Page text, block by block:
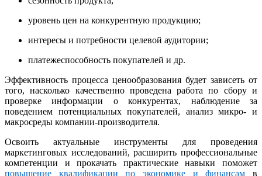
уровень цен на конкурентную продукцию;
интересы и потребности целевой аудитории;
платежеспособность покупателей и др.
Эффективность процесса ценообразования будет зависеть от
того, насколько качественно проведена работа по сбору и
проверке информации о конкурентах, наблюдение за
поведением потенциальных покупателей, анализ микро- и
макросреды компании-производителя.
Освоить актуальные инструменты для проведения
маркетинговых исследований, расширить профессиональные
компетенции и прокачать практические навыки поможет
повышение квалификации по экономике и финансам в